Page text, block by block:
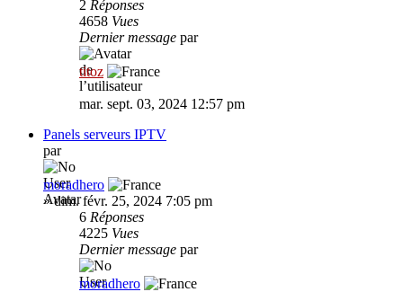
2 Réponses
4658 Vues
Dernier message par
titoz
mar. sept. 03, 2024 12:57 pm
Panels serveurs IPTV
par
moradhero
»dim. févr. 25, 2024 7:05 pm
6 Réponses
4225 Vues
Dernier message par
moradhero